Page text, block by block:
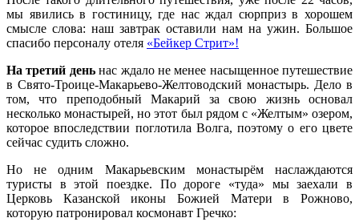
мы явились в гостиницу, где нас ждал сюрприз в хорошем
смысле слова: наш завтрак оставили нам на ужин. Большое
спасибо персоналу отеля «Бейкер Стрит»!
На третий деньнас ждало не менее насыщенное путешествие
в Свято-Троице-Макарьево-Желтоводский монастырь. Дело в
том, что преподобный Макарий за свою жизнь основал
несколько монастырей, но этот был рядом с «Желтым» озером,
которое впоследствии поглотила Волга, поэтому о его цвете
сейчас судить сложно.
Но не одним Макарьевским монастырём наслаждаются
туристы в этой поездке. По дороге «туда» мы заехали в
Церковь Казанской иконы Божией Матери в Рожново,
которую патронировал космонавт Гречко: